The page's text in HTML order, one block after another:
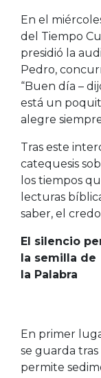
En el
del Tiempo
presidió la
Pedro,
“Buen día –
está un
alegre
Tras este
catequesis
los tiempos
lecturas
saber, el
El silencio
la semilla de
la Palabra
En primer
se guarda
permite